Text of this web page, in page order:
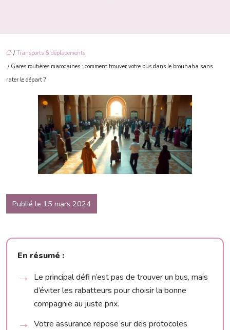
/Transports & déplacements
/ Gares routières marocaines : comment trouver votre bus dans le brouhaha sans
rater le départ ?
Publié le 15 mars 2024
En résumé :
Le principal défi n’est pas de trouver un bus, mais
d’éviter les rabatteurs pour choisir la bonne
compagnie au juste prix.
Votre assurance repose sur des protocoles